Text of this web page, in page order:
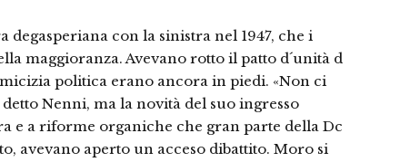
con la sinistra nel 1947, che i
maggioranza. Avevano rotto il patto d´unità d
politica erano ancora in piedi. «Non ci
Nenni, ma la novità del suo ingresso
e a riforme organiche che gran parte della Dc
avevano aperto un acceso dibattito. Moro si